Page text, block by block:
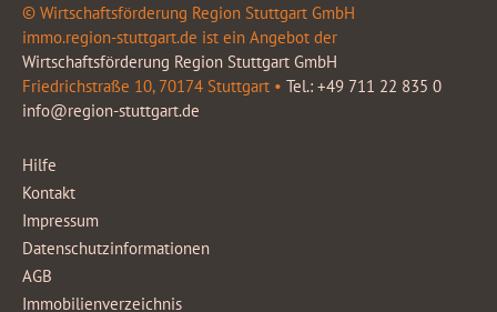
© Wirtschaftsförderung Region Stuttgart GmbH
immo.region-stuttgart.de ist ein Angebot der
Wirtschaftsförderung Region Stuttgart GmbH
Friedrichstraße 10, 70174 Stuttgart • Tel.: +49 711 22 835 0
info@region-stuttgart.de
Hilfe
Kontakt
Impressum
Datenschutzinformationen
AGB
Immobilienverzeichnis